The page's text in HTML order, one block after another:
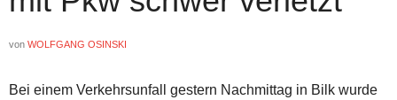
von WOLFGANG OSINSKI
Bei einem Verkehrsunfall gestern Nachmittag in Bilk wurde